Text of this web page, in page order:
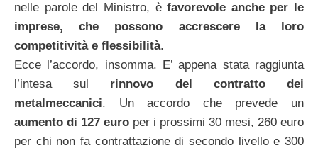
nelle parole del Ministro, èfavorevole anche per le
imprese, che possono accrescere la loro
competitività e flessibilità.
Ecce l’accordo, insomma. E’ appena stata raggiunta
l’intesa sul rinnovo del contratto dei
metalmeccanici. Un accordo che prevede un
aumento di 127 euro per i prossimi 30 mesi, 260 euro
per chi non fa contrattazione di secondo livello e 300